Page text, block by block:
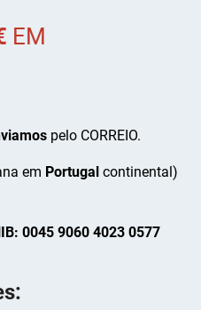
EM
pelo CORREIO.
em Portugal continental)
0045 9060 4023 0577